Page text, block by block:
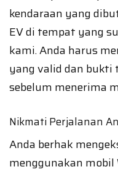
kendaraan yang
EV di tempat yang
kami. Anda harus
yang valid dan bukti
sebelum menerima
Nikmati Perjalanan
Anda berhak
menggunakan